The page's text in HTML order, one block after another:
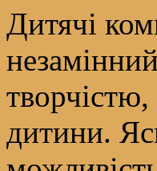
Дитячі
дитини.